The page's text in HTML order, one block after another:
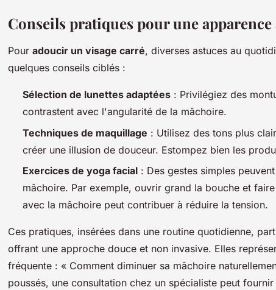
Conseils pratiques pour une
Pour adoucir un visage carré, diverses astuces au
quelques conseils ciblés :
Sélection de lunettes adaptées : Privilégiez des
contrastent avec l'angularité de la mâchoire.
Techniques de maquillage : Utilisez des tons plus
créer une illusion de douceur. Estompez bien les
Exercices de yoga facial : Des gestes simples
mâchoire. Par exemple, ouvrir grand la bouche et
avec la mâchoire peut contribuer à réduire la tension.
Ces pratiques, insérées dans une routine quotidienne,
offrant une approche douce et non invasive. Elles
fréquente : « Comment diminuer sa mâchoire
poussés, une consultation chez un spécialiste peut